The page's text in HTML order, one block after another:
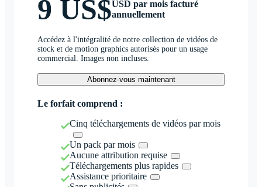
9 US$USD par mois facturé
annuellement
Accédez à l'intégralité de notre collection de vidéos de
stock et de motion graphics autorisés pour un usage
commercial. Images non incluses.
Abonnez-vous maintenant
Le forfait comprend :
Cinq téléchargements de vidéos par mois
Un pack par mois
Aucune attribution requise
Téléchargements plus rapides
Assistance prioritaire